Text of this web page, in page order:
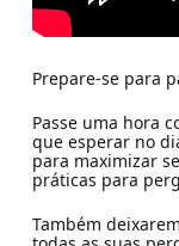
Prepare-se para
Passe uma hora
que esperar no
para maximizar
práticas para
Também